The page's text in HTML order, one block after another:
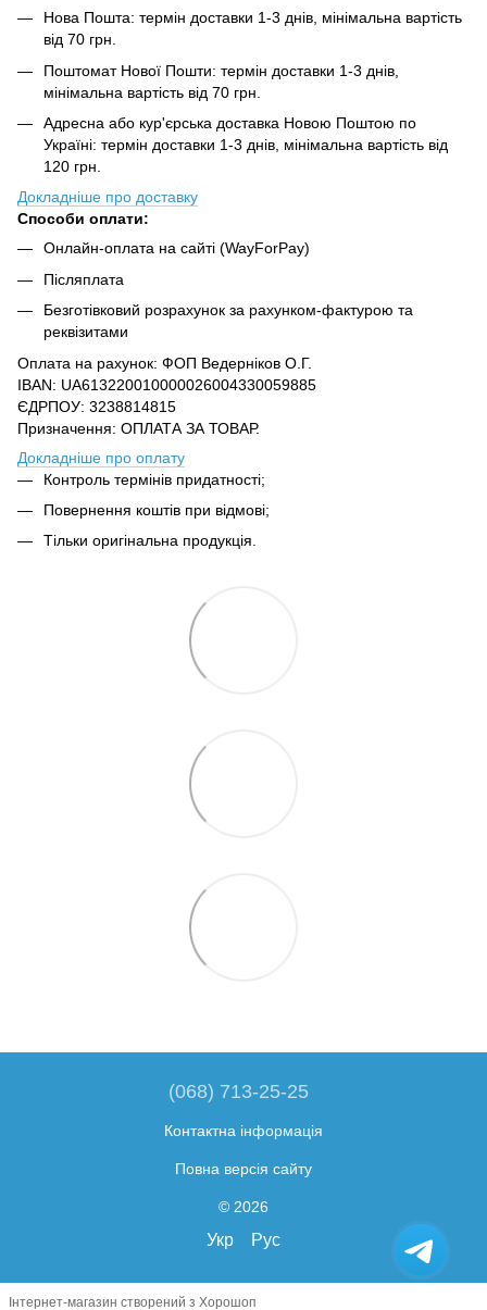
Нова Пошта: термін доставки 1-3 днів, мінімальна вартість
від 70 грн.
Поштомат Нової Пошти: термін доставки 1-3 днів,
мінімальна вартість від 70 грн.
Адресна або кур'єрська доставка Новою Поштою по
Україні: термін доставки 1-3 днів, мінімальна вартість від
120 грн.
Докладніше про доставку
Способи оплати:
Онлайн-оплата на сайті (WayForPay)
Післяплата
Безготівковий розрахунок за рахунком-фактурою та
реквізитами
Оплата на рахунок: ФОП Ведерніков О.Г.
IBAN: UA613220010000026004330059885
ЄДРПОУ: 3238814815
Призначення: ОПЛАТА ЗА ТОВАР.
Докладніше про оплату
Контроль термінів придатності;
Повернення коштів при відмові;
Тільки оригінальна продукція.
(068) 713-25-25
Контактна інформація
Повна версія сайту
© 2026
Укр Рус
Інтернет-магазин створений з Хорошоп